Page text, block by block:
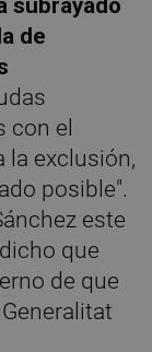
subrayado
de
con el
la exclusión,
posible".
este
que
de que